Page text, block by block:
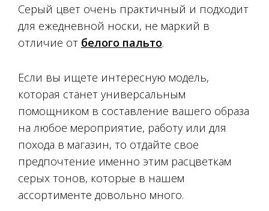
Серый цвет очень практичный и подходит
для ежедневной носки, не маркий в
отличие от белого пальто.
Если вы ищете интересную модель,
которая станет универсальным
помощником в составление вашего образа
на любое мероприятие, работу или для
похода в магазин, то отдайте свое
предпочтение именно этим расцветкам
серых тонов, которые в нашем
ассортименте довольно много.